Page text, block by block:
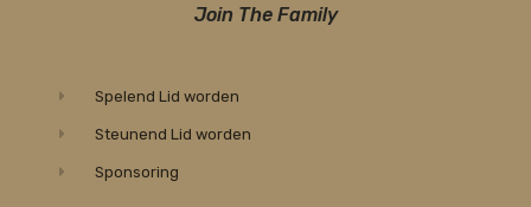
Join The Family
Spelend Lid worden
Steunend Lid worden
Sponsoring